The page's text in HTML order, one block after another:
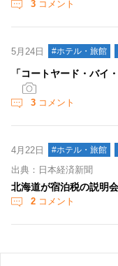
3 コメント
5月24日 #ホテル・旅館
「コートヤード・バイ
3 コメント
4月22日 #ホテル・旅館
出典：日本経済新聞
北海道が宿泊税の説明
2 コメント